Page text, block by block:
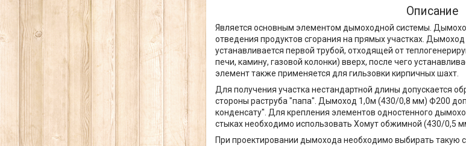
Описание
Является основным элементом дымоходной системы.
отведения продуктов сгорания на прямых участках.
устанавливается первой трубой, отходящей от
печи, камину, газовой колонки) вверх, после чего
элемент также применяется для гильзовки кирпичных шахт.
Для получения участка нестандартной длины допускается
стороны раструба "папа". Дымоход 1,0м (430/0,8 мм) Ф200
конденсату". Для крепления элементов одностенного
стыках необходимо использовать Хомут обжимной (430/0,5
При проектировании дымохода необходимо выбирать такую